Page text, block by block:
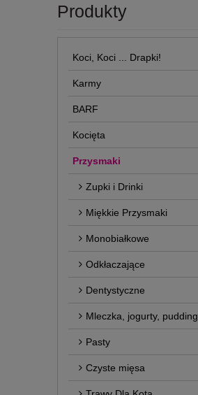
Produkty
Koci, Koci ... Drapki!
Karmy
BARF
Kocięta
Przysmaki
Zupki i Drinki
Miękkie Przysmaki
Monobiałkowe
Odkłaczające
Dentystyczne
Mleczka, jogurty,
Pasty
Czyste mięsa